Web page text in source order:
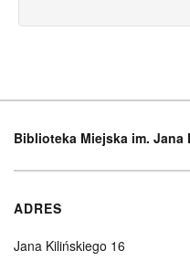
Biblioteka Miejska im. Jana
ADRES
Jana Kilińskiego 16